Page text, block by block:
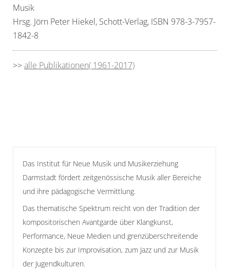
Musik
Hrsg. Jörn Peter Hiekel, Schott-Verlag, ISBN 978-3-7957-
1842-8
>>alle Publikationen( 1961-2017)
Das Institut für Neue Musik und Musikerziehung
Darmstadt fördert zeitgenössische Musik aller Bereiche
und ihre pädagogische Vermittlung.
Das thematische Spektrum reicht von der Tradition der
kompositorischen Avantgarde über Klangkunst,
Performance, Neue Medien und grenzüberschreitende
Konzepte bis zur Improvisation, zum Jazz und zur Musik
der Jugendkulturen.